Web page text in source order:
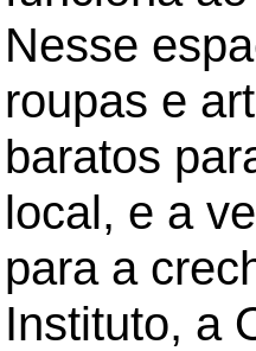
Nesse
roupas e
baratos
local, e a
para a
Instituto, a